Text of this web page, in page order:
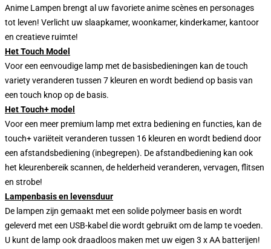
Anime Lampen brengt al uw favoriete anime scènes en personages
tot leven! Verlicht uw slaapkamer, woonkamer, kinderkamer, kantoor
en creatieve ruimte!
Het Touch Model
Voor een eenvoudige lamp met de basisbedieningen kan de touch
variety veranderen tussen 7 kleuren en wordt bediend op basis van
een touch knop op de basis.
Het Touch+ model
Voor een meer premium lamp met extra bediening en functies, kan de
touch+ variëteit veranderen tussen 16 kleuren en wordt bediend door
een afstandsbediening (inbegrepen). De afstandbediening kan ook
het kleurenbereik scannen, de helderheid veranderen, vervagen, flitsen
en strobe!
Lampenbasis en levensduur
De lampen zijn gemaakt met een solide polymeer basis en wordt
geleverd met een USB-kabel die wordt gebruikt om de lamp te voeden.
U kunt de lamp ook draadloos maken met uw eigen 3 x AA batterijen!